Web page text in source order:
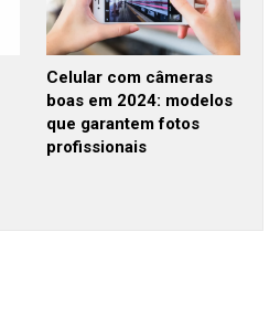
Celular com câmeras
boas em 2024: modelos
que garantem fotos
profissionais